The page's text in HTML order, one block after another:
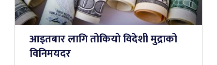
आइतबार लागि तोकियो विदेशी मुद्राको
विनिमयदर